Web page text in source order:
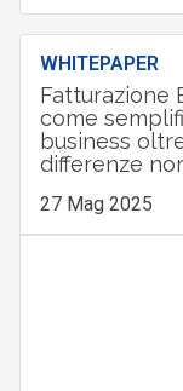
WHITEPAPER
Fatturazione
come
business
differenze
27 Mag 2025